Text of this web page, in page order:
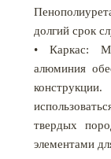
долгий срок
• Каркас:
алюминия
твердых
элементами